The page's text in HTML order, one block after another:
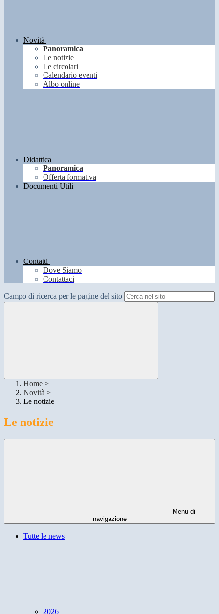
Novità
Panoramica
Le notizie
Le circolari
Calendario eventi
Albo online
Didattica
Panoramica
Offerta formativa
Documenti Utili
Contatti
Dove Siamo
Contattaci
Campo di ricerca per le pagine del sito
Home >
Novità >
Le notizie
Le notizie
Menu di
navigazione
Tutte le news
2026